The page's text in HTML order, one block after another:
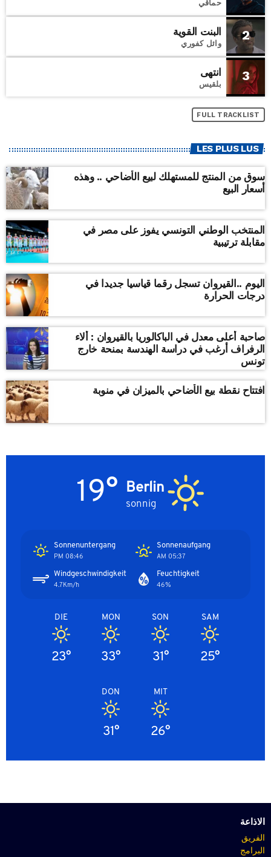
حماقي
2 البنت القوية
وائل كفوري
3 انتهى
بلقيس
FULL TRACKLIST
LES PLUS LUS
سوق من المنتج للمستهلك لبيع الأضاحي .. وهذه
أسعار البيع
المنتخب الوطني التونسي يفوز على مصر في
مقابلة ترتيبية
اليوم ..القيروان تسجل رقما قياسيا جديدا في
درجات الحرارة
صاحبة أعلى معدل في الباكالوريا بالقيروان : ألاء
الرفراف أرغب في دراسة الهندسة بمنحة خارج
تونس
افتتاح نقطة بيع الأضاحي بالميزان في منوبة
Berlin
sonnig
19°
Sonnenaufgang
05:37 AM
Sonnenuntergang
08:46 PM
Feuchtigkeit
46%
Windgeschwindigkeit
4.7Km/h
SAM
25°
SON
31°
MON
33°
DIE
23°
MIT
26°
DON
31°
الاذاعة
الفريق
البرامج